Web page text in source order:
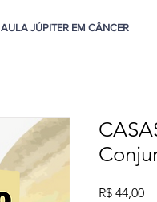
AULA JÚPITER EM CÂNCER
R$ 44,00